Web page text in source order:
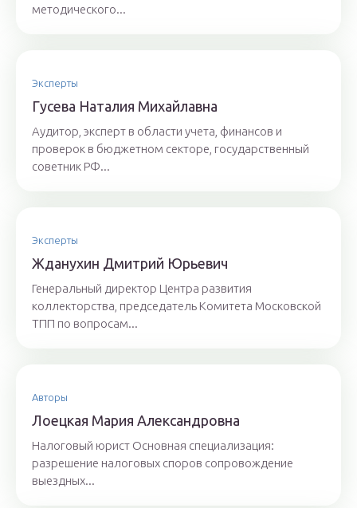
методического...
Эксперты
Гyсeвa Нaтaлия Михaйлaвнa
Аудитор, эксперт в области учета, финансов и
проверок в бюджетном секторе, государственный
советник РФ...
Эксперты
Ждaнyхин Дмитpий Юрьeвич
Генеральный директор Центра развития
коллекторства, председатель Комитета Московской
ТПП по вопросам...
Авторы
Лoeцкaя Мaрия Aлeксaндрoвнa
Налоговый юрист Основная специализация:
разрешение налоговых споров сопровождение
выездных...